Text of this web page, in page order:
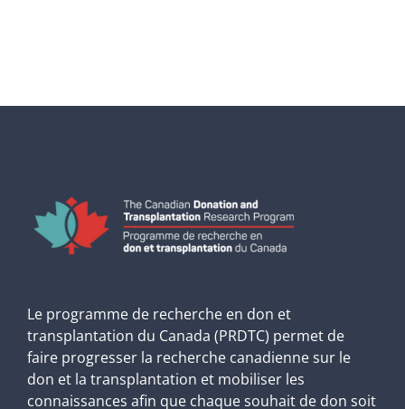
Le programme de recherche en don et
transplantation du Canada (PRDTC) permet de
faire progresser la recherche canadienne sur le
don et la transplantation et mobiliser les
connaissances afin que chaque souhait de don soit